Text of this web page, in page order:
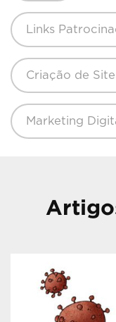
Links
Criação de
Marketing